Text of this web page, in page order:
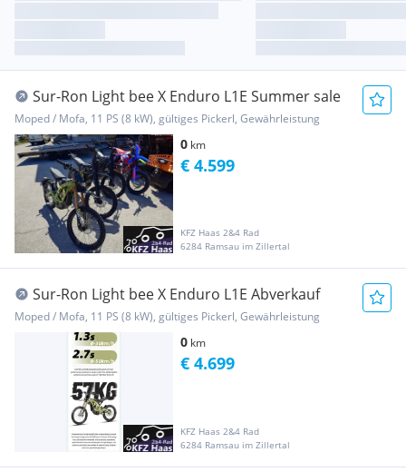
Sur-Ron Light bee X Enduro L1E Summer sale
Moped / Mofa, 11 PS (8 kW), gültiges Pickerl, Gewährleistung
0 km
KFZ Haas 2&4 Rad
6284 Ramsau im Zillertal
€ 4.599
Sur-Ron Light bee X Enduro L1E Abverkauf
Moped / Mofa, 11 PS (8 kW), gültiges Pickerl, Gewährleistung
0 km
KFZ Haas 2&4 Rad
6284 Ramsau im Zillertal
€ 4.699